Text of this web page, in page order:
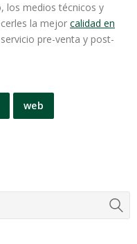
los medios técnicos y
la mejor calidad en
pre-venta y post-
web